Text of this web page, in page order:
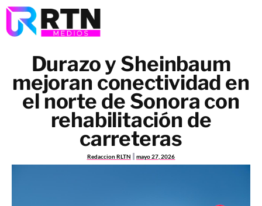
Durazo y Sheinbaum
mejoran conectividad en
el norte de Sonora con
rehabilitación de
carreteras
Redaccion RLTN mayo 27, 2026